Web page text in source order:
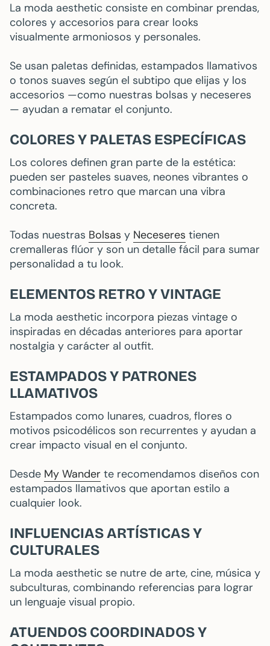
La moda aesthetic consiste en combinar prendas,
colores y accesorios para crear looks
visualmente armoniosos y personales.
Se usan paletas definidas, estampados llamativos
o tonos suaves según el subtipo que elijas y los
accesorios —como nuestras bolsas y neceseres
— ayudan a rematar el conjunto.
COLORES Y PALETAS ESPECÍFICAS
Los colores definen gran parte de la estética:
pueden ser pasteles suaves, neones vibrantes o
combinaciones retro que marcan una vibra
concreta.
Todas nuestras Bolsas y Neceseres tienen
cremalleras flúor y son un detalle fácil para sumar
personalidad a tu look.
ELEMENTOS RETRO Y VINTAGE
La moda aesthetic incorpora piezas vintage o
inspiradas en décadas anteriores para aportar
nostalgia y carácter al outfit.
ESTAMPADOS Y PATRONES
LLAMATIVOS
Estampados como lunares, cuadros, flores o
motivos psicodélicos son recurrentes y ayudan a
crear impacto visual en el conjunto.
Desde My Wander te recomendamos diseños con
estampados llamativos que aportan estilo a
cualquier look.
INFLUENCIAS ARTÍSTICAS Y
CULTURALES
La moda aesthetic se nutre de arte, cine, música y
subculturas, combinando referencias para lograr
un lenguaje visual propio.
ATUENDOS COORDINADOS Y